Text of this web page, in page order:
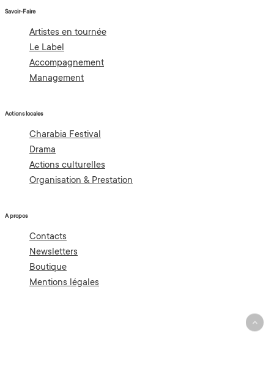
Savoir-Faire
Artistes en tournée
Le Label
Accompagnement
Management
Actions locales
Charabia Festival
Drama
Actions culturelles
Organisation & Prestation
A propos
Contacts
Newsletters
Boutique
Mentions légales